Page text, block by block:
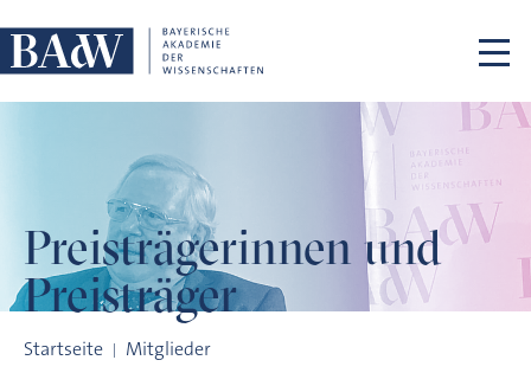
Preisträgerinnen und
Preisträger
Startseite Mitglieder